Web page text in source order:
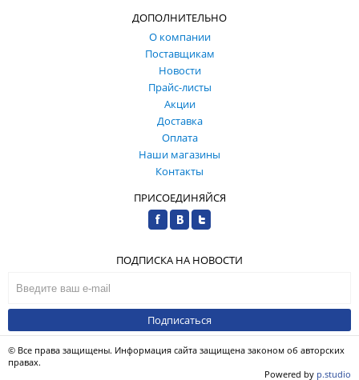
ДОПОЛНИТЕЛЬНО
О компании
Поставщикам
Новости
Прайс-листы
Акции
Доставка
Оплата
Наши магазины
Контакты
ПРИСОЕДИНЯЙСЯ
ПОДПИСКА НА НОВОСТИ
Подписаться
© Все права защищены. Информация сайта защищена законом об авторских
правах.
Powered by p.studio